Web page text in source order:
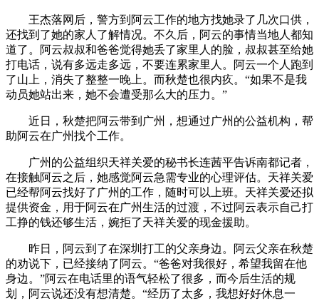
王杰落网后，警方到阿云工作的地方找她录了几次口供，
还找到了她的家人了解情况。不久后，阿云的事情当地人都知
道了。阿云叔叔和爸爸觉得她丢了家里人的脸，叔叔甚至给她
打电话，说有多远走多远，不要连累家里人。阿云一个人跑到
了山上，消失了整整一晚上。而秋楚也很内疚。“如果不是我
动员她站出来，她不会遭受那么大的压力。”
近日，秋楚把阿云带到广州，想通过广州的公益机构，帮
助阿云在广州找个工作。
广州的公益组织天祥关爱的秘书长连茜平告诉南都记者，
在接触阿云之后，她感觉阿云急需专业的心理评估。天祥关爱
已经帮阿云找好了广州的工作，随时可以上班。天祥关爱还拟
提供资金，用于阿云在广州生活的过渡，不过阿云表示自己打
工挣的钱还够生活，婉拒了天祥关爱的现金援助。
昨日，阿云到了在深圳打工的父亲身边。阿云父亲在秋楚
的劝说下，已经接纳了阿云。“爸爸对我很好，希望我留在他
身边。”阿云在电话里的语气轻松了很多，而今后生活的规
划，阿云说还没有想清楚。“经历了太多，我想好好休息一